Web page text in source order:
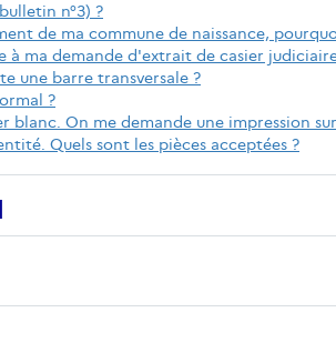
n°3) ?
de ma commune de naissance,
à ma demande d'extrait de casier
une barre transversale ?
?
On me demande une impression
Quels sont les pièces acceptées ?